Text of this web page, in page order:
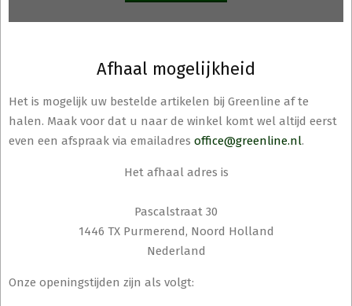
Afhaal mogelijkheid
Het is mogelijk uw bestelde artikelen bij Greenline af te
halen. Maak voor dat u naar de winkel komt wel altijd eerst
even een afspraak via emailadres office@greenline.nl.
Het afhaal adres is
Pascalstraat 30
1446 TX Purmerend, Noord Holland
Nederland
Onze openingstijden zijn als volgt: